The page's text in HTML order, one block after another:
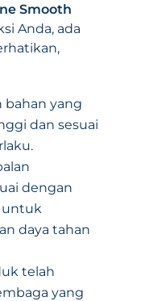
Smooth
Anda, ada
bahan yang
dan sesuai
dengan
untuk
daya tahan
telah
yang